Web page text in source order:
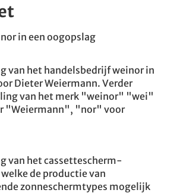
in een oogopslag
van het handelsbedrijf weinor in
Dieter Weiermann. Verder
van het merk "weinor" "wei"
"Weiermann", "nor" voor
van het cassettescherm-
de productie van
zonneschermtypes mogelijk